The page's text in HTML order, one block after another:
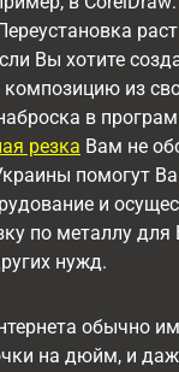
Вы хотите
из
в
резка Вам не
помогут
и
по металлу
нужд.
обычно
на дюйм, и